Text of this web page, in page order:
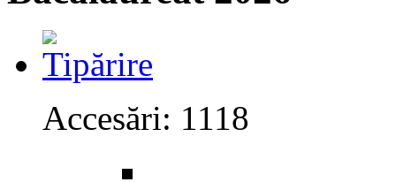
Accesări: 1118